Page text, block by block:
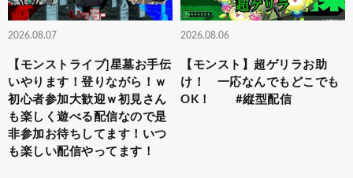
2026.08.07
【モンストライブ]星墓お手伝
いやります！登りながら！ｗ
初心者参加大歓迎ｗ初見さん
も楽しく遊べる配信なので是
非参加お待ちしてます！いつ
も楽しい配信やってます！
2026.08.06
【モンスト】超ゲリラお助
け！ 一応なんでもどこでも
OK！ #縦型配信